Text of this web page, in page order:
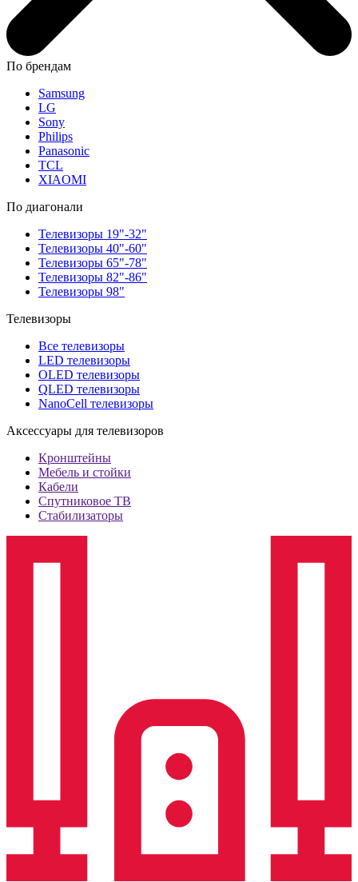
По брендам
Samsung
LG
Sony
Philips
Panasonic
TCL
XIAOMI
По диагонали
Телевизоры 19"-32"
Телевизоры 40"-60"
Телевизоры 65"-78"
Телевизоры 82"-86"
Телевизоры 98"
Телевизоры
Все телевизоры
LED телевизоры
OLED телевизоры
QLED телевизоры
NanoCell телевизоры
Аксессуары для телевизоров
Кронштейны
Мебель и стойки
Кабели
Спутниковое ТВ
Стабилизаторы